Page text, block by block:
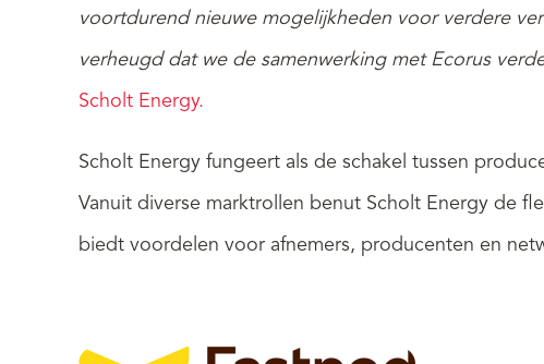
voortdurend nieuwe mogelijkheden voor verdere
verheugd dat we de samenwerking met Ecorus
Scholt Energy.
Scholt Energy fungeert als de schakel tussen
Vanuit diverse marktrollen benut Scholt Energy de
biedt voordelen voor afnemers, producenten en